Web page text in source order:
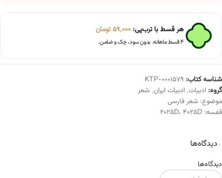
هر قسط با ترب‌پی: 59,000تومان
۴ قسط ماهانه. بدون سود، چک و ضامن.
شناسه کتاب: KTP-0001579
گروه: ادبیات, ادبیات ایران, شعر
موضوع: شعر فارسی
قفسه:
2025D، 4025D
دیدگاه‌ها
دیدگاه‌ها